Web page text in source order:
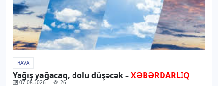
HAVA
Yağış yağacaq, dolu düşəcək –XƏBƏRDARLIQ
07.08.2026 26